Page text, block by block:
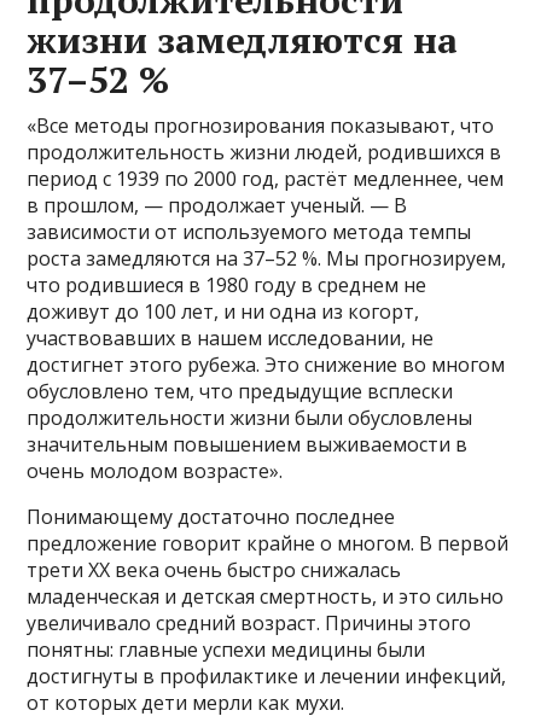
жизни замедляются на
37–52 %
«Все методы прогнозирования показывают, что
продолжительность жизни людей, родившихся в
период с 1939 по 2000 год, растёт медленнее, чем
в прошлом, — продолжает ученый. — В
зависимости от используемого метода темпы
роста замедляются на 37–52 %. Мы прогнозируем,
что родившиеся в 1980 году в среднем не
доживут до 100 лет, и ни одна из когорт,
участвовавших в нашем исследовании, не
достигнет этого рубежа. Это снижение во многом
обусловлено тем, что предыдущие всплески
продолжительности жизни были обусловлены
значительным повышением выживаемости в
очень молодом возрасте».
Понимающему достаточно последнее
предложение говорит крайне о многом. В первой
трети XX века очень быстро снижалась
младенческая и детская смертность, и это сильно
увеличивало средний возраст. Причины этого
понятны: главные успехи медицины были
достигнуты в профилактике и лечении инфекций,
от которых дети мерли как мухи.